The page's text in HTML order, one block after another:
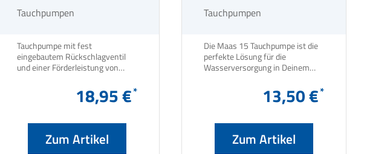
Tauchpumpen
Tauchpumpe mit fest
eingebautem Rückschlagventil
und einer Förderleistung von
18,95 €
Zum Artikel
Tauchpumpen
Die Maas 15 Tauchpumpe ist die
perfekte Lösung für die
Wasserversorgung in Deinem
13,50 €
Zum Artikel